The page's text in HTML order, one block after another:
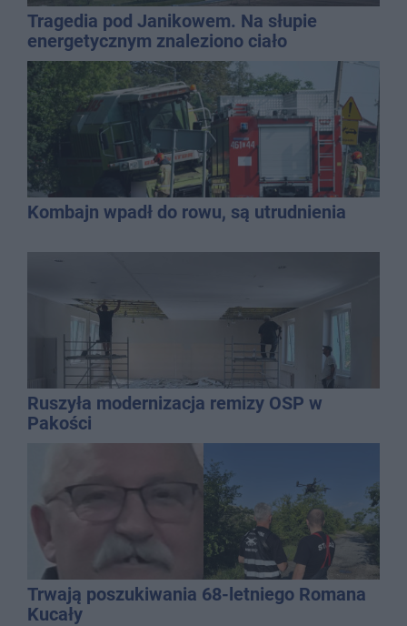
Tragedia pod Janikowem. Na słupie
energetycznym znaleziono ciało
mężczyzny
Kombajn wpadł do rowu, są utrudnienia
Ruszyła modernizacja remizy OSP w
Pakości
Trwają poszukiwania 68-letniego Romana
Kucały